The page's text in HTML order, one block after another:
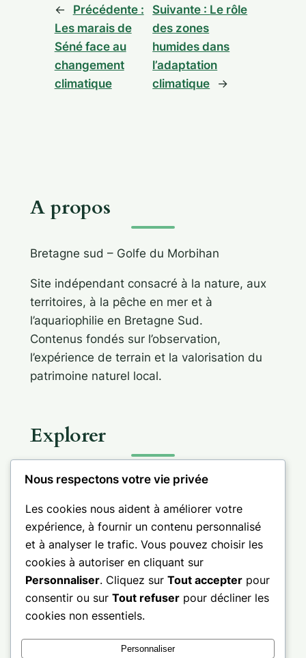
←
Précédente :
Les marais de
Séné face au
changement
climatique
Suivante : Le rôle
des zones
humides dans
l’adaptation
climatique
→
A propos
Bretagne sud – Golfe du Morbihan
Site indépendant consacré à la nature, aux
territoires, à la pêche en mer et à
l’aquariophilie en Bretagne Sud.
Contenus fondés sur l’observation,
l’expérience de terrain et la valorisation du
patrimoine naturel local.
Explorer
Informations
Facebook
LinkedIn
© 2026 – Bretagne sud – Golfe du Morbihan
Nous respectons votre vie privée
Les cookies nous aident à améliorer votre
expérience, à fournir un contenu personnalisé
et à analyser le trafic. Vous pouvez choisir les
cookies à autoriser en cliquant sur
Personnaliser. Cliquez sur Tout accepter pour
consentir ou sur Tout refuser pour décliner les
cookies non essentiels.
Personnaliser